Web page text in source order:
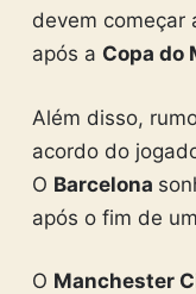
devem começar
após a Copa do
Além disso,
acordo do
O Barcelona
após o fim de
O Manchester